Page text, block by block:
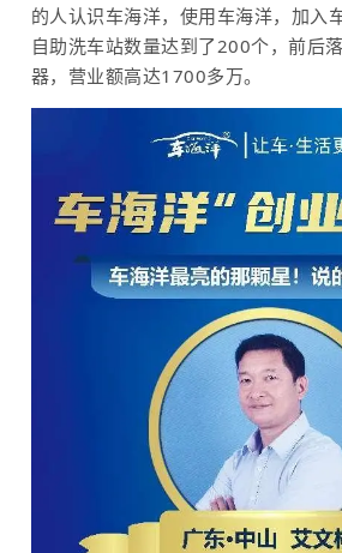
的人认识车海洋，使用车海洋，加入
自助洗车站数量达到了200个，前后
器，营业额高达1700多万。